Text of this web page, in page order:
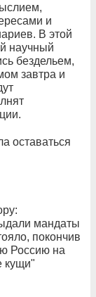
и
В этой
научный
бездельем,
завтра и
оставаться
мандаты
покончив
Россию на
кущи"